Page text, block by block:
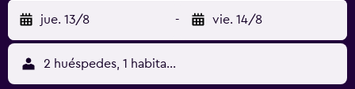
jue. 13/8 - vie. 14/8
2 huéspedes, 1 habitación